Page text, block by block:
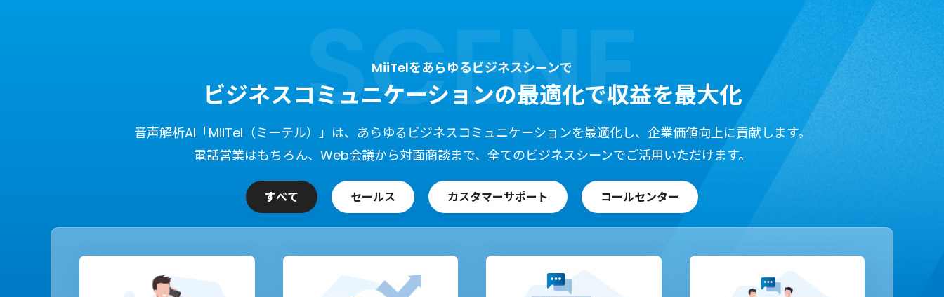
MiiTelをあらゆるビジネスシーンで
ビジネスコミュニケーションの最適化で収益を最大化
音声解析AI「MiiTel（ミーテル）」は、あらゆるビジネスコミュニケーションを最適化し、企業価値向上に貢献します。
電話営業はもちろん、Web会議から対面商談まで、全てのビジネスシーンでご活用いただけます。
すべて セールス カスタマーサポート コールセンター
詳しく見る
詳しく見る
詳しく見る
詳しく見る
詳しく見る
詳しく見る
詳しく見る
詳しく見る